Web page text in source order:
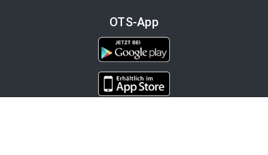
OTS-App